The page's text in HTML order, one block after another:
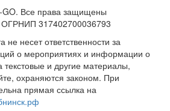
Все права защищены
317402700036793
не несет ответственности за
о мероприятиях и информации о
и другие материалы,
охраняются законом. При
прямая ссылка на